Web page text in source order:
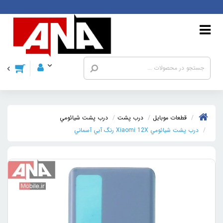
قطعات موبايل درب پشت
درب پشت شيائومي
درب پشت شيائومي Xiaomi 12X رنگ آبي آسماني